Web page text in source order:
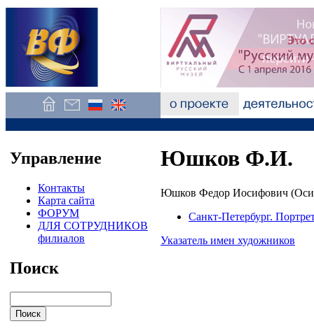
Управление
Контакты
Карта сайта
ФОРУМ
ДЛЯ СОТРУДНИКОВ
филиалов
Поиск
Юшков Ф.И.
Юшков Федор Иосифович
Санкт-Петербург.
Указатель имен художников